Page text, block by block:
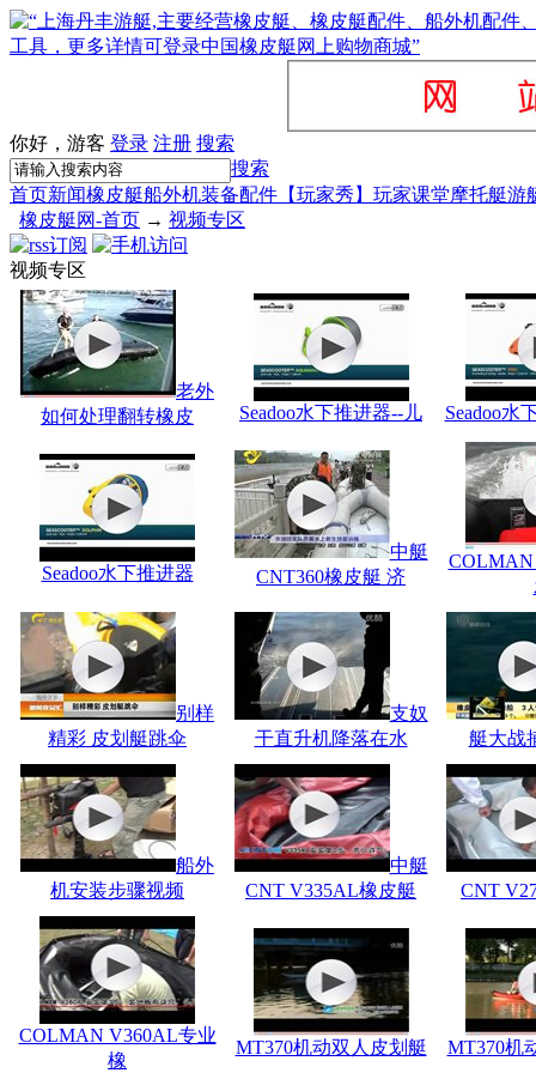
你好，游客 登录 注册 搜索
搜索
首页新闻橡皮艇船外机装备配件 【玩家秀】 玩家课堂摩托艇游
橡皮艇网-首页 → 视频专区
视频专区
老外
如何处理翻转橡皮
Seadoo水下推进器--儿 Seadoo水
Seadoo水下推进器
中艇
CNT360橡皮艇 济
别样
精彩 皮划艇跳伞
支奴
干直升机降落在水
艇大战
船外
机安装步骤视频
中艇
CNT V335AL橡皮艇
CNT
COLMAN V360AL专业
橡
MT370机动双人皮划艇 MT370机